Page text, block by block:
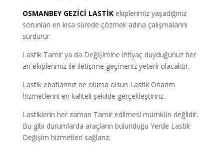
OSMANBEY GEZİCİ LASTİKekiplerimiz yaşadığınız
sorunları en kısa sürede çözmek adına çalışmalarını
sürdürür.
Lastik Tamir ya da Değişimine ihtiyaç duyduğunuz her
an ekiplerimiz ile iletişime geçmeniz yeterli olacaktır.
Lastik ebatlarınız ne olursa olsun Lastik Onarım
hizmetlerini en kaliteli şekilde gerçekleştiririz.
Lastiklerin her zaman Tamir edilmesi mümkün değildir.
Bu gibi durumlarda araçların bulunduğu Yerde Lastik
Değişim hizmetleri sağlarız.